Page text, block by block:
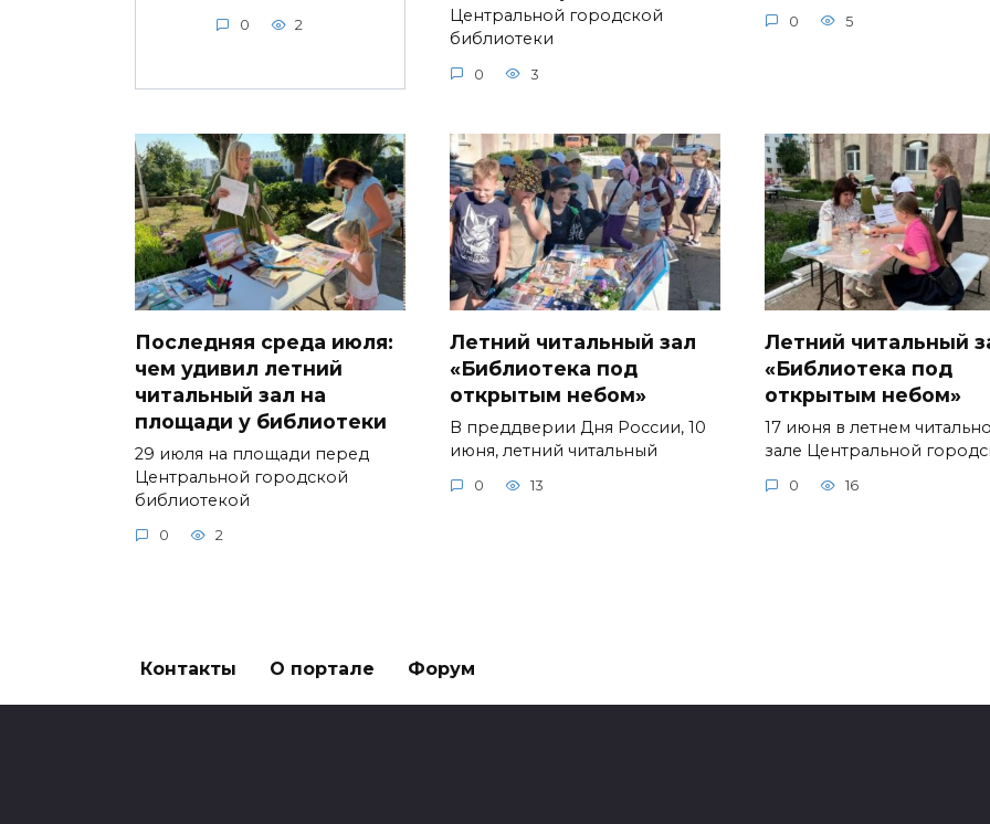
0 2
Центральной городской
библиотеки
0 3
0 5
Последняя среда июля:
чем удивил летний
читальный зал на
площади у библиотеки
29 июля на площади перед
Центральной городской
библиотекой
0 2
Летний читальный зал
«Библиотека под
открытым небом»
В преддверии Дня России, 10
июня, летний читальный
0 13
Летний читальный
«Библиотека под
открытым небом»
17 июня в летнем
зале Центральной
0 16
Контакты О портале Форум